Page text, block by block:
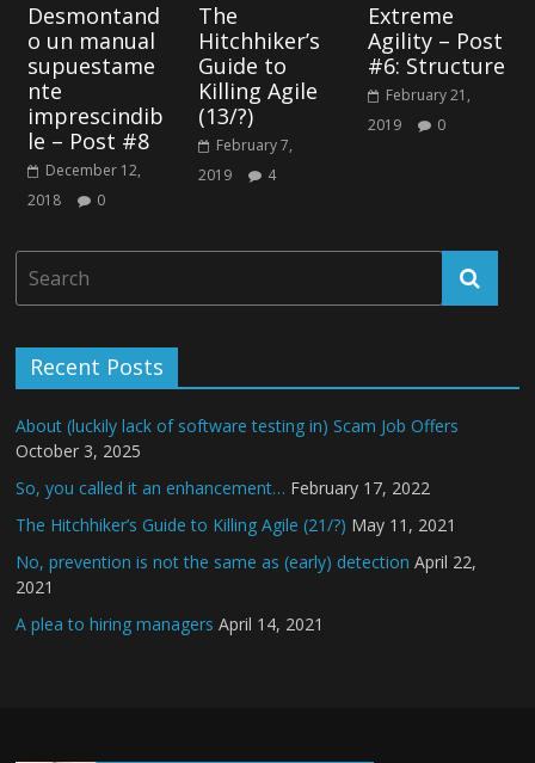
Desmontand
o un manual
supuestame
nte
imprescindib
le – Post #8
December 12,
2018
0
The
Hitchhiker’s
Guide to
Killing Agile
(13/?)
February 7,
2019
4
Extreme
Agility – Post
#6: Structure
February 21,
2019
0
Recent Posts
About (luckily lack of software testing in) Scam Job Offers
October 3, 2025
So, you called it an enhancement… February 17, 2022
The Hitchhiker’s Guide to Killing Agile (21/?) May 11, 2021
No, prevention is not the same as (early) detection April 22,
2021
A plea to hiring managers April 14, 2021